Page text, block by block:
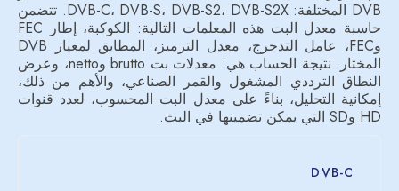
DVB المختلفة: DVB-C، DVB-S، DVB-S2، DVB-S2X. تتضمن
حاسبة معدل البت هذه المعلمات التالية: الكوكبة، إطار FEC
وFEC، عامل التدحرج، معدل الترميز، المطابق لمعيار DVB
المختار. نتيجة الحساب هي: معدلات بت brutto وnetto، وعرض
النطاق الترددي المشغول والقمر الصناعي، والأهم من ذلك،
إمكانية التحليل، بناءً على معدل البت المحسوب، لعدد قنوات
HD وSD التي يمكن تضمينها في البث.
DVB-C